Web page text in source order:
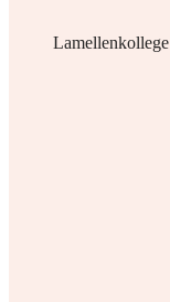
Lamellenkollege